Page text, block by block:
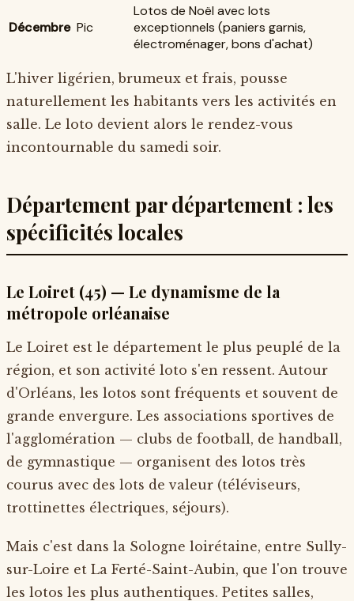
Décembre Pic
Lotos de Noël avec lots
exceptionnels (paniers garnis,
électroménager, bons d'achat)
L'hiver ligérien, brumeux et frais, pousse
naturellement les habitants vers les activités en
salle. Le loto devient alors le rendez-vous
incontournable du samedi soir.
Département par département : les
spécificités locales
Le Loiret (45) — Le dynamisme de la
métropole orléanaise
Le Loiret est le département le plus peuplé de la
région, et son activité loto s'en ressent. Autour
d'Orléans, les lotos sont fréquents et souvent de
grande envergure. Les associations sportives de
l'agglomération — clubs de football, de handball,
de gymnastique — organisent des lotos très
courus avec des lots de valeur (téléviseurs,
trottinettes électriques, séjours).
Mais c'est dans la Sologne loirétaine, entre Sully-
sur-Loire et La Ferté-Saint-Aubin, que l'on trouve
les lotos les plus authentiques. Petites salles,